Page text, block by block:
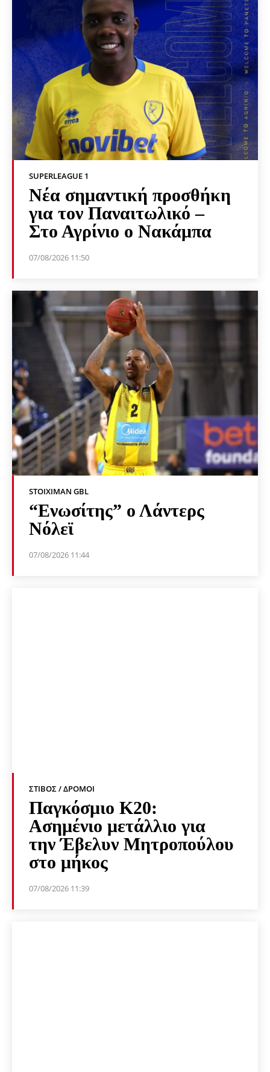
SUPERLEAGUE 1
Νέα σημαντική προσθήκη
για τον Παναιτωλικό –
Στο Αγρίνιο ο Νακάμπα
07/08/2026 11:50
STOIXIMAN GBL
“Ενωσίτης” ο Λάντερς
Νόλεϊ
07/08/2026 11:44
ΣΤΊΒΟΣ / ΔΡΌΜΟΙ
Παγκόσμιο Κ20:
Ασημένιο μετάλλιο για
την Έβελυν Μητροπούλου
στο μήκος
07/08/2026 11:39